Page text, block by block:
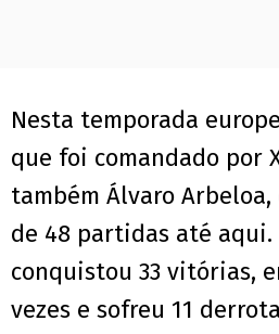
Nesta temporada
que foi comandado por
também Álvaro
de 48 partidas até aqui.
conquistou 33 vitórias,
vezes e sofreu 11